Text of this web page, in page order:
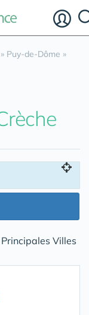
» Puy-de-Dôme »
Principales Villes